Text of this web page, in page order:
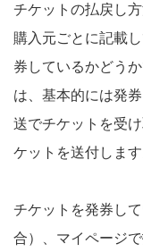
チケットの払戻し
購入元ごとに記載
券しているかどう
は、基本的には発
送でチケットを受
ケットを送付します
チケットを発券し
合）、マイページ